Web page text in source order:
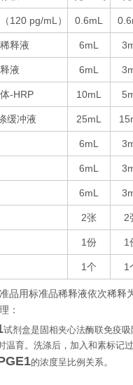
120 pg/mL ） 0.6mL
释液 6mL
液 6mL
-HRP 10mL
缓冲液 25mL
6mL
6mL
6mL
2张 2
1 份 1
1 个 1
品用标准品稀释液依次稀释
：
试剂盒是固相夹心法酶联免疫吸
温育。洗涤后，加入和素标记
的浓度呈比例关系。